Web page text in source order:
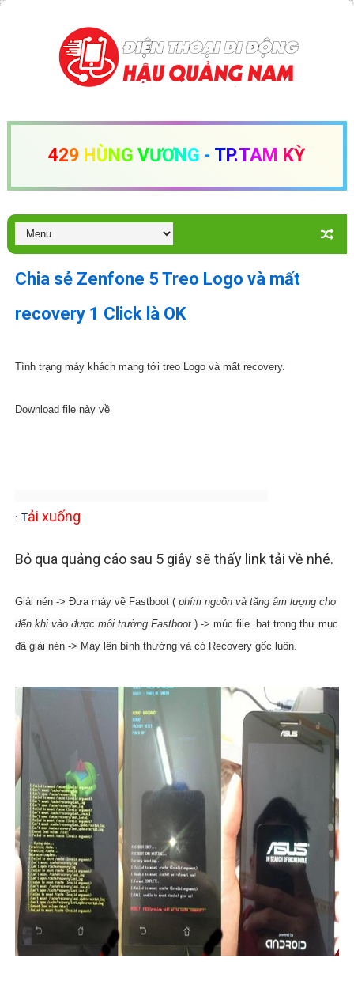
429 H ÙN G VƯƠN G - TP.TAM KỲ
Chia sẻ Zenfone 5 Treo Logo và mất
recovery 1 Click là OK
Tình trạng máy khách mang tới treo Logo và mất recovery.
Download file này về
: Tải xuống
Bỏ qua quảng cáo sau 5 giây sẽ thấy link tải về nhé.
Giải nén -> Đưa máy về Fastboot (phím nguồn và tăng âm lượng cho
đến khi vào được môi trường Fastboot ) -> múc file .bat trong thư mục
đã giải nén -> Máy lên bình thường và có Recovery gốc luôn.